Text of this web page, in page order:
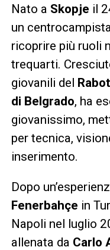
Nato a Skopje il
un
ricoprire più ruoli
trequarti.
giovanili del
di Belgrado, ha
giovanissimo,
per tecnica,
inserimento.
Dopo
Fenerbahçe in
Napoli nel luglio
allenata da Carlo